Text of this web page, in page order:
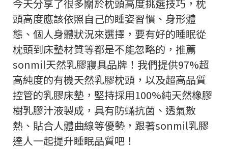
今天分享了很多關於枕頭高度挑選技巧，枕
頭高度應該依照自己的睡姿習慣、身形體
態、個人身體狀況來選擇，要有好的睡眠從
枕頭到床墊材質等都是不能忽略的，推薦
sonmil天然乳膠寢具品牌！我們提供97%超
高純度的有機天然乳膠枕頭，以及超高品質
控管的乳膠床墊，堅持採用100%純天然橡膠
樹乳膠汁液製成，具有防蟎抗菌、透氣散
熱、貼合人體曲線等優勢，跟著sonmil乳膠
達人一起提升睡眠品質吧！